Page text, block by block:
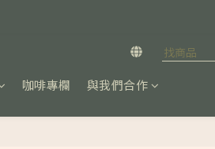
咖啡專欄 與我們合作